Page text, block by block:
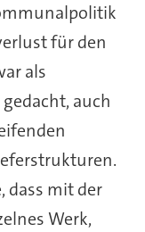
für den
als
auch
dass mit der
Werk,